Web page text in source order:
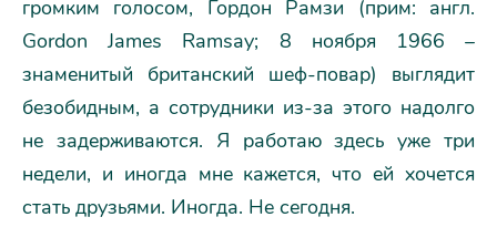
громким голосом, Гордон Рамзи (прим: англ.
Gordon James Ramsay; 8 ноября 1966 –
знаменитый британский шеф-повар) выглядит
безобидным, а сотрудники из-за этого надолго
не задерживаются. Я работаю здесь уже три
недели, и иногда мне кажется, что ей хочется
стать друзьями. Иногда. Не сегодня.